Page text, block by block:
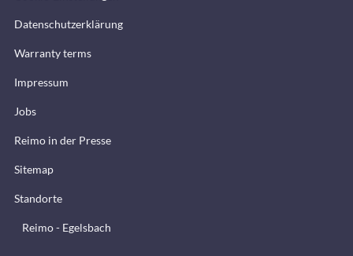
Datenschutzerklärung
Warranty terms
Impressum
Jobs
Reimo in der Presse
Sitemap
Standorte
Reimo - Egelsbach